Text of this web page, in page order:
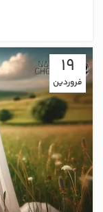
19
فروردین